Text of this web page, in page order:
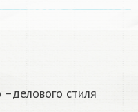
стиля